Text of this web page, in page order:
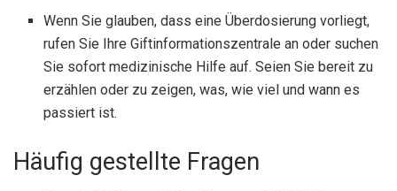
Wenn Sie glauben, dass eine Überdosierung vorliegt,
rufen Sie Ihre Giftinformationszentrale an oder suchen
Sie sofort medizinische Hilfe auf. Seien Sie bereit zu
erzählen oder zu zeigen, was, wie viel und wann es
passiert ist.
Häufig gestellte Fragen